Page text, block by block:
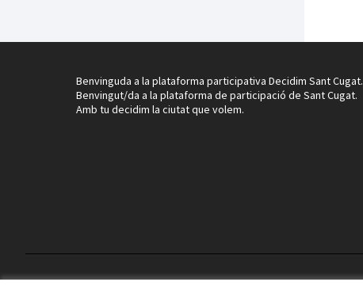
Benvinguda a la plataforma participativa Decidim Sant Cugat.
Benvingut/da a la plataforma de participació de Sant Cugat.
Amb tu decidim la ciutat que volem.